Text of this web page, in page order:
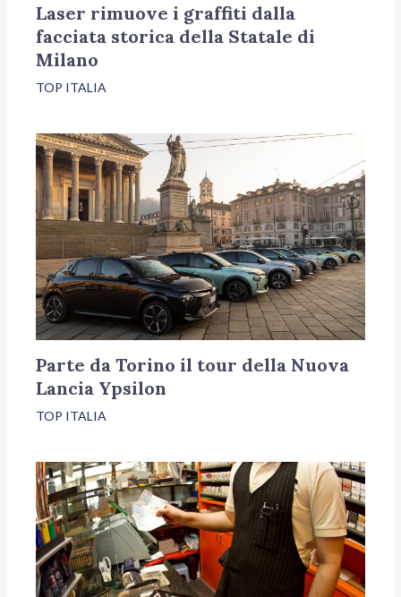
Laser rimuove i graffiti dalla
facciata storica della Statale di
Milano
TOP ITALIA
Parte da Torino il tour della Nuova
Lancia Ypsilon
TOP ITALIA